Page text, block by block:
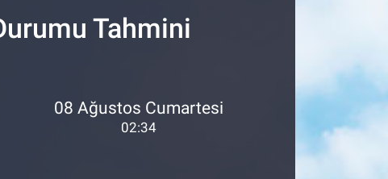
Tahmini
08 Ağustos Cumartesi
02:34